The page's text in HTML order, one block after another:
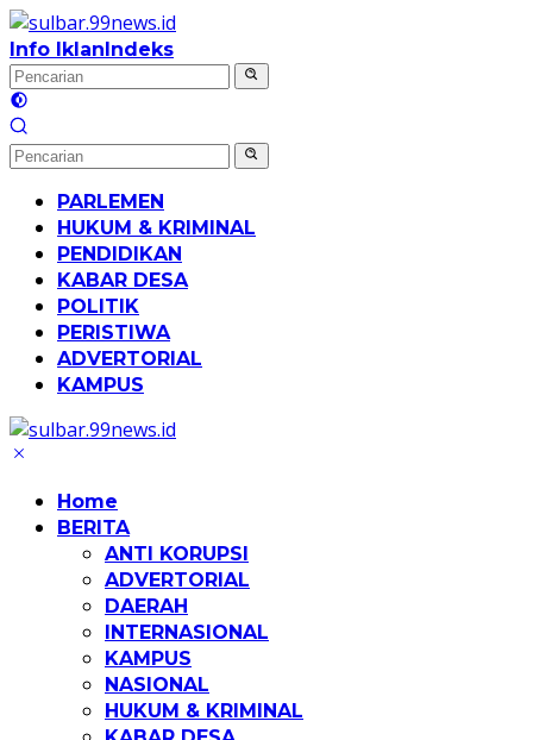
Langsung
ke
konten
Info IklanIndeks
PARLEMEN
HUKUM & KRIMINAL
PENDIDIKAN
KABAR DESA
POLITIK
PERISTIWA
ADVERTORIAL
KAMPUS
Home
BERITA
ANTI KORUPSI
ADVERTORIAL
DAERAH
INTERNASIONAL
KAMPUS
NASIONAL
HUKUM & KRIMINAL